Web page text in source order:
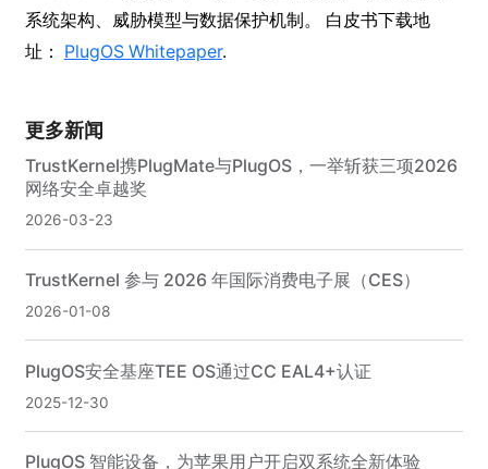
系统架构、威胁模型与数据保护机制。 白皮书下载地
址： PlugOS Whitepaper.
更多新闻
TrustKernel携PlugMate与PlugOS，一举斩获三项2026
网络安全卓越奖
2026-03-23
TrustKernel 参与 2026 年国际消费电子展（CES）
2026-01-08
PlugOS安全基座TEE OS通过CC EAL4+认证
2025-12-30
PlugOS 智能设备，为苹果用户开启双系统全新体验